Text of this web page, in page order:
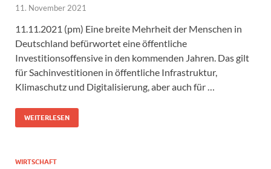
11. November 2021
11.11.2021 (pm) Eine breite Mehrheit der Menschen in
Deutschland befürwortet eine öffentliche
Investitionsoffensive in den kommenden Jahren. Das gilt
für Sachinvestitionen in öffentliche Infrastruktur,
Klimaschutz und Digitalisierung, aber auch für …
WEITERLESEN
WIRTSCHAFT